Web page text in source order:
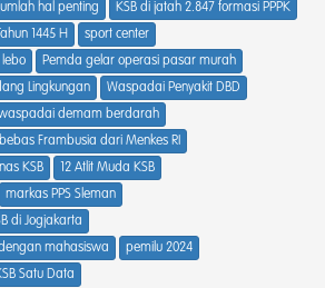
hal penting
KSB di jatah 2.847 formasi PPPK
1445 H
sport center
lebo
Pemda gelar operasi pasar murah
Lingkungan
Waspadai Penyakit DBD
demam berdarah
Frambusia dari Menkes RI
KSB
12 Atlit Muda KSB
markas PPS Sleman
di Jogjakarta
mahasiswa
pemilu 2024
Satu Data